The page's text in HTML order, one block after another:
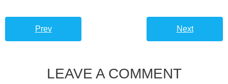
Prev Next
LEAVE A COMMENT